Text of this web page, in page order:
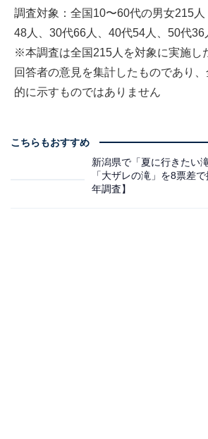
調査対象：全国10〜60代の男女215
48人、30代66人、40代54人、50代36
※本調査は全国215人を対象に実施し
回答者の意見を集計したものであり
的に示すものではありません
こちらもおすすめ
新潟県で「夏に行きたい
「大ザレの滝」を8票差
年調査】